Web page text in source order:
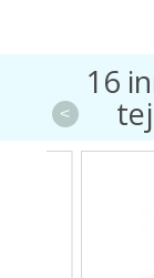
16
<